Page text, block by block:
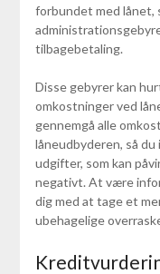
forbundet med lånet,
tilbagebetaling.
Disse gebyrer kan
omkostninger ved
gennemgå alle
låneudbyderen, så
udgifter, som kan
negativt. At være
dig med at tage et
ubehagelige